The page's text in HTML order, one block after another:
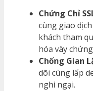
Chứng Chỉ
cùng giao
khách tham
hóa vày chứng
Chống Gian
dõi cùng lấp
nghi ngại.